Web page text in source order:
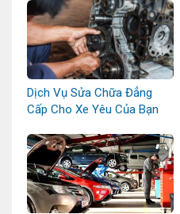
Dịch Vụ Sửa Chữa Đẳng
Cấp Cho Xe Yêu Của Bạn